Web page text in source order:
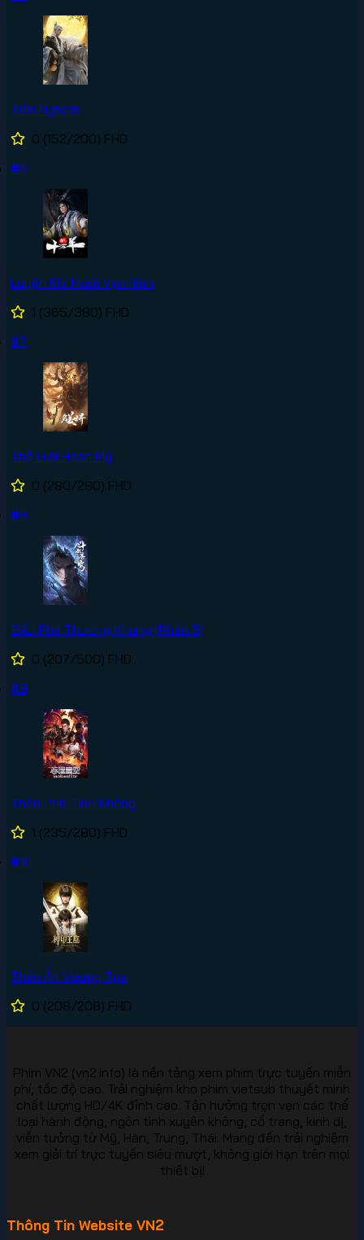
Tiên Nghịch
0 (152/200) FHD
#6
Luyện Khí Mười Vạn Năm
1 (365/380) FHD
#7
Thế Giới Hoàn Mỹ
0 (280/280) FHD
#8
Đấu Phá Thương Khung (Phần 5)
0 (207/500) FHD
#9
Thôn Phệ Tinh Không
1 (235/280) FHD
#10
Thần Ấn Vương Tọa
0 (208/208) FHD
Phim VN2 (vn2.info) là nền tảng xem phim trực tuyến miễn
phí, tốc độ cao. Trải nghiệm kho phim vietsub thuyết minh
chất lượng HD/4K đỉnh cao. Tận hưởng trọn vẹn các thể
loại hành động, ngôn tình xuyên không, cổ trang, kinh dị,
viễn tưởng từ Mỹ, Hàn, Trung, Thái. Mang đến trải nghiệm
xem giải trí trực tuyến siêu mượt, không giới hạn trên mọi
thiết bị!
Thông Tin Website VN2